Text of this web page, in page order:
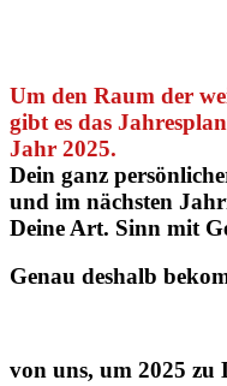
Um den Raum der
gibt es das
Jahr 2025.
Dein ganz
und im nächsten
Deine Art. Sinn mit
Genau deshalb
von uns, um 2025 zu